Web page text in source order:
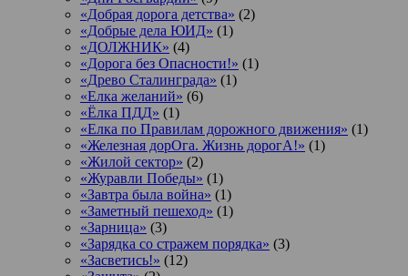
«Добрая дорога детства» (2)
«Добрые дела ЮИД» (1)
«ДОЛЖНИК» (4)
«Дорога без Опасности!» (1)
«Древо Сталинграда» (1)
«Елка желаний» (6)
«Ёлка ПДД» (1)
«Елка по Правилам дорожного движения» (1)
«Железная дорОга. Жизнь дорогА!» (1)
«Жилой сектор» (2)
«Журавли Победы» (1)
«Завтра была война» (1)
«Заметный пешеход» (1)
«Зарница» (3)
«Зарядка со стражем порядка» (3)
«Засветись!» (12)